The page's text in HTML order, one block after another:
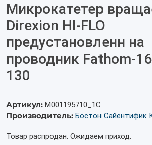
Микрокатетер
Direxion HI-FLO
предустановленн на
проводник Fathom-
130
Артикул: M001195710_1С
Производитель: Бостон Сайентифик
Товар распродан. Ожидаем приход.